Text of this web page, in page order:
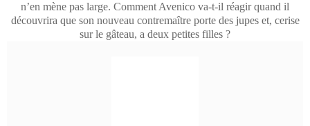
n’en mène pas large. Comment Avenico va-t-il réagir quand il
découvrira que son nouveau contremaître porte des jupes et, cerise
sur le gâteau, a deux petites filles ?